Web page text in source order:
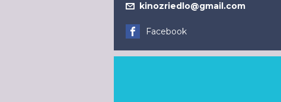
kinozriedlo@gmail.com
Facebook